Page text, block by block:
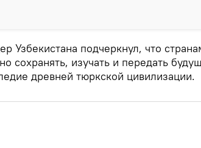
Узбекистана подчеркнул, что
сохранять, изучать и передать
древней тюркской цивилизации.